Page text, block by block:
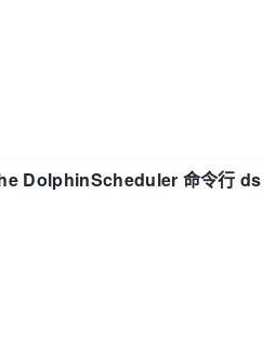
DolphinScheduler 命令行